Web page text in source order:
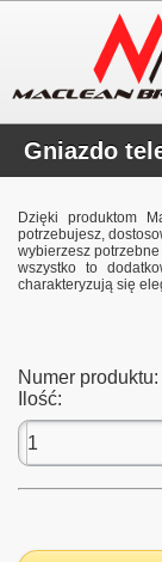
Dzięki produktom
potrzebujesz,
wybierzesz
wszystko to
charakteryzują się
Numer produktu:
Ilość: